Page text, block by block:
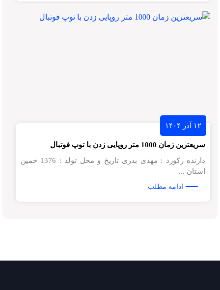
۱۲ آذر ۱۴۰۴
سریعترین زمان 1000 متر روپایی زدن با توپ فوتبال
دارنده رکورد : مهدی بدری تاریخ و محل تولد : 1376 خمین
استان ...
ادامه مطلب